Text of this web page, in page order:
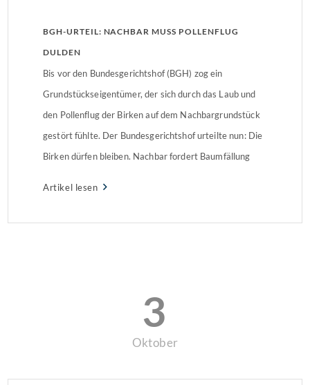
BGH-URTEIL: NACHBAR MUSS POLLENFLUG
DULDEN
Bis vor den Bundesgerichtshof (BGH) zog ein
Grundstückseigentümer, der sich durch das Laub und
den Pollenflug der Birken auf dem Nachbargrundstück
gestört fühlte. Der Bundesgerichtshof urteilte nun: Die
Birken dürfen bleiben. Nachbar fordert Baumfällung
Artikel lesen
3
Oktober